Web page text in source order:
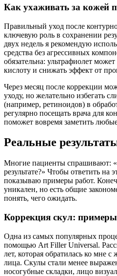
Как ухаживать за кожей
Правильный уход после
ключевую роль в сохранении
двух недель я рекомендую
средства без агрессивных
обязательна: ультрафиолет
кислоту и снижать эффект от
Через месяц после коррекции
уходу, но желательно избегать
(например, ретиноидов) в
регулярно посещать врача для
поможет вовремя заметить
Реальные
Многие пациенты спрашивают:
результате?» Чтобы ответить на
показываю примеры работ.
уникален, но есть общие
понять, чего ожидать.
Коррекция скул:
Одна из самых популярных
помощью Art Filler Universal.
лет, которая обратилась ко мне
лица. Скулы стали менее
носогубные складки, лицо